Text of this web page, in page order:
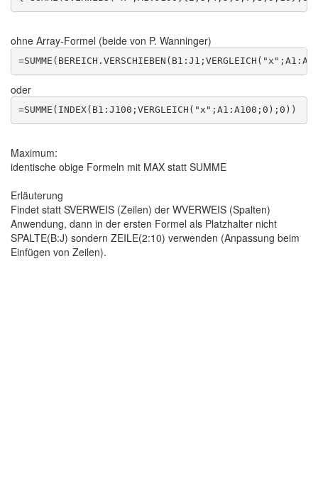
ohne Array-Formel (beide von P. Wanninger)
oder
Maximum:
identische obige Formeln mit MAX statt SUMME
Erläuterung
Findet statt SVERWEIS (Zeilen) der WVERWEIS (Spalten)
Anwendung, dann in der ersten Formel als Platzhalter nicht
SPALTE(B:J) sondern ZEILE(2:10) verwenden (Anpassung beim
Einfügen von Zeilen).